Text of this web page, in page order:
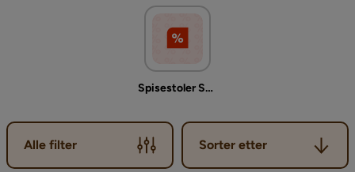
personlig preg. Det er ikke sikkert at du engang ønsker like
ulike kjøkkenstoler som du liker godt.
Spisestoler Salg
Alle filter
Sorter etter
Sorter etter